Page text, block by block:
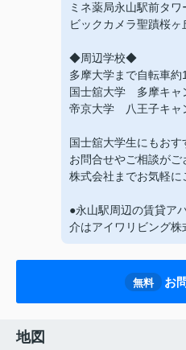
ミネ薬局永山駅前タ
ビックカメラ聖蹟桜
◆周辺学校◆
多摩大学まで自転車約
国士舘大学 多摩キャ
帝京大学 八王子キャ
国士舘大学生にもおす
お問合せやご相談が
株式会社までお気軽に
●永山駅周辺の賃貸ア
介はアイワリビング
無料 お
地図